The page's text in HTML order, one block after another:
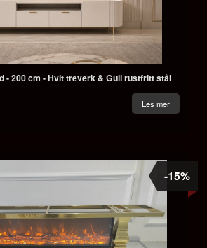
- 200 cm - Hvit treverk & Gull rustfritt stål
Les mer
-15%